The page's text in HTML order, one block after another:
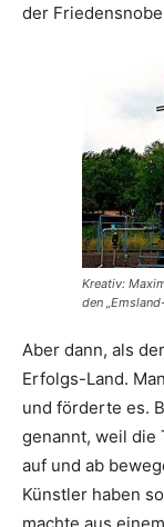
der
Kreativ:
den
Aber dann, als
Erfolgs-Land.
und förderte es.
genannt, weil die
auf und ab
Künstler haben
machte aus